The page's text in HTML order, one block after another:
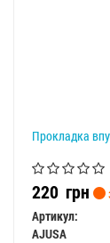
Прокладка
220 грн
Артикул:
AJUSA